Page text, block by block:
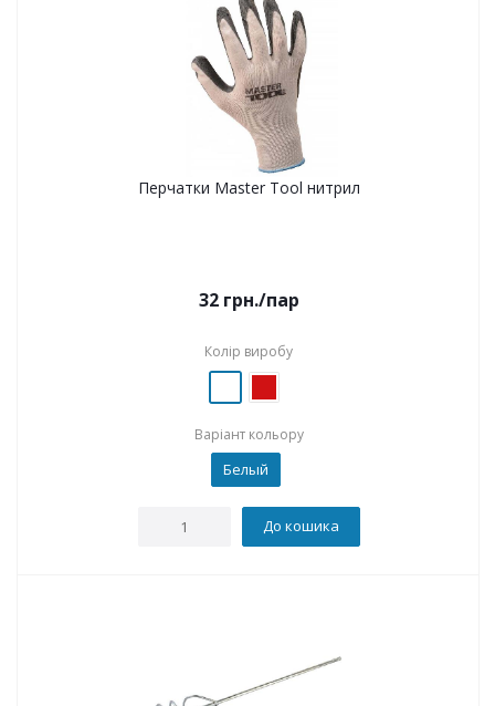
Перчатки Master Tool нитрил
32грн./пар
Колір виробу
Варіант кольору
Белый
До кошика